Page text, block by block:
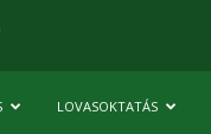
LOVASOKTATÁS